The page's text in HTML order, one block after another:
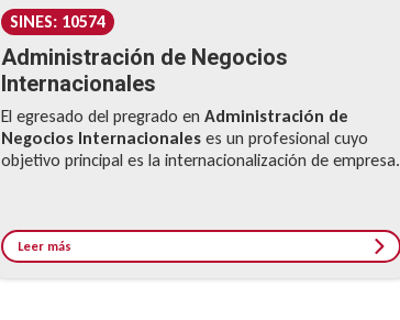
SINES: 10574
Administración de Negocios
Internacionales
El egresado del pregrado en Administración de
Negocios Internacionales es un profesional cuyo
objetivo principal es la internacionalización de empresa.
Leer más